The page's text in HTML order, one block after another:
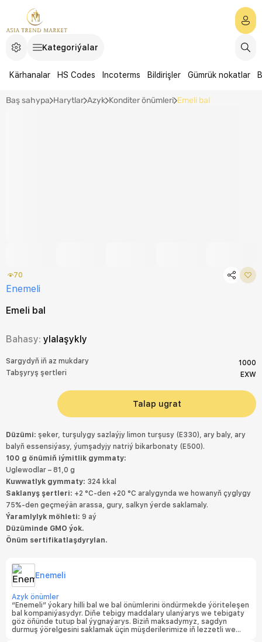
Kärhanalar HS Codes Incoterms Bildirişler Gümrük nokatlar
Kategoriýalar
Baş sahypa Harytlar Azyk Konditer önümleri Emeli bal
Enemeli
70
Emeli bal
Bahasy: ylalaşykly
Sargydyň iň az mukdary
1000
Tabşyryş şertleri
EXW
Talap ugrat
Düzümi: şeker, turşulygy sazlaýjy limon turşusy (E330), ary baly, ary
balyň essensiýasy, ýumşadyjy natriý bikarbonaty (E500).
100 g önümiň iýmitlik gymmaty:
Uglewodlar – 81,0 g
Kuwwatlyk gymmaty: 324 kkal
Saklanyş şertleri: +2 °C-den +20 °C aralygynda we howanyň çyglygy
75%-den geçmeýän arassa, gury, salkyn ýerde saklamaly.
Ýaramlylyk möhleti: 9 aý
Düzüminde GMO ýok.
Önüm sertifikatlaşdyrylan.
Enemeli
Azyk önümler
“Enemeli” ýokary hilli bal we bal önümlerini öndürmekde ýöriteleşen
bal kompaniýasydyr. Diňe tebigy maddalary ulanýarys we tebigaty
göz öňünde tutup bal ýygnaýarys. Biziň maksadymyz, sagdyn
durmuş ýörelgesini saklamak üçin müşderilerimize iň lezzetli we